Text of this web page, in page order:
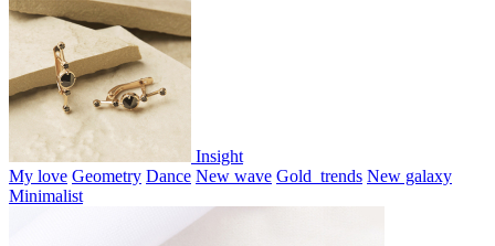
Insight
My love Geometry Dance New wave Gold_trends New galaxy
Minimalist